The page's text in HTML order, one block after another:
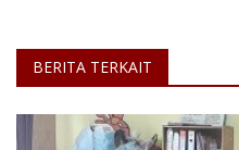
BERITA TERKAIT